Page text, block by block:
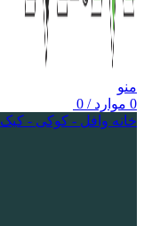
منو
0 موارد /
0
خانه وافل - کوکی - کیک